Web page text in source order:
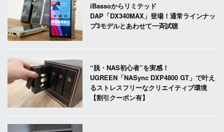
iBassoからリミテッド
DAP「DX340MAX」登場！通常ラインナッ
プ3モデルとあわせて一斉試聴
“脱・NAS初心者”を実感！
UGREEN「NASync DXP4800 GT」で叶え
るストレスフリーなクリエイティブ環境
【割引クーポン有】